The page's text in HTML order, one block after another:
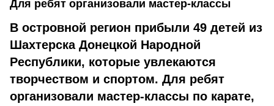
Для ребят организовали мастер-классы
В островной регион прибыли 49 детей из
Шахтерска Донецкой Народной
Республики, которые увлекаются
творчеством и спортом. Для ребят
организовали мастер-классы по карате,